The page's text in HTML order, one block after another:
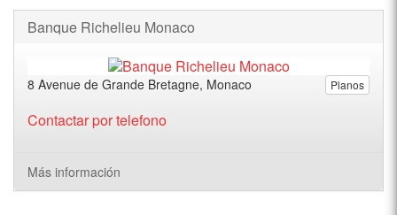
Banque Richelieu Monaco
Planos
8 Avenue de Grande Bretagne, Monaco
Contactar por telefono
Más información